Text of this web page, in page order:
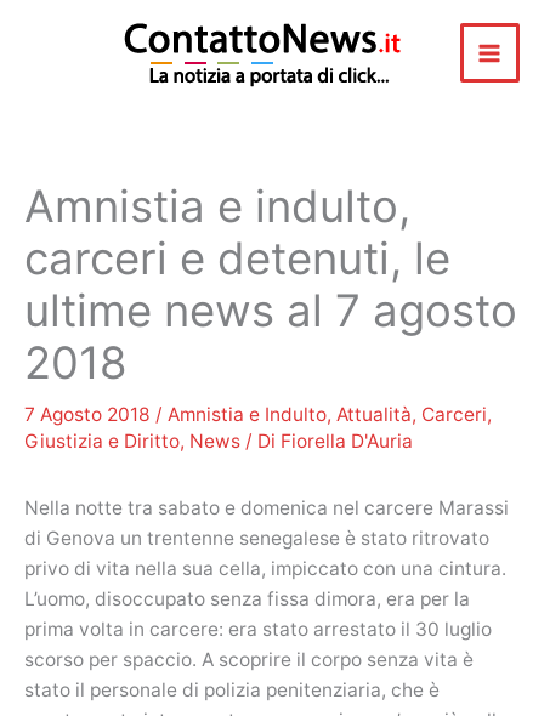
Amnistia e indulto,
carceri e detenuti, le
ultime news al 7 agosto
2018
7 Agosto 2018 / Amnistia e Indulto, Attualità, Carceri,
Giustizia e Diritto, News / Di Fiorella D'Auria
Nella notte tra sabato e domenica nel carcere Marassi
di Genova un trentenne senegalese è stato ritrovato
privo di vita nella sua cella, impiccato con una cintura.
L’uomo, disoccupato senza fissa dimora, era per la
prima volta in carcere: era stato arrestato il 30 luglio
scorso per spaccio. A scoprire il corpo senza vita è
stato il personale di polizia penitenziaria, che è